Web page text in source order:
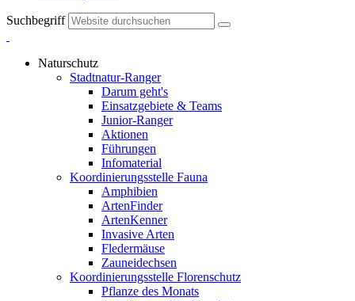
Suchbegriff
Naturschutz
Stadtnatur-Ranger
Darum geht's
Einsatzgebiete & Teams
Junior-Ranger
Aktionen
Führungen
Infomaterial
Koordinierungsstelle Fauna
Amphibien
ArtenFinder
ArtenKenner
Invasive Arten
Fledermäuse
Zauneidechsen
Koordinierungsstelle Florenschutz
Pflanze des Monats